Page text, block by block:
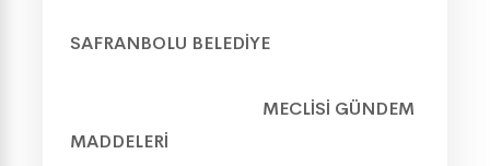
SAFRANBOLU BELEDİYE
MECLİSİ GÜNDEM
MADDELERİ